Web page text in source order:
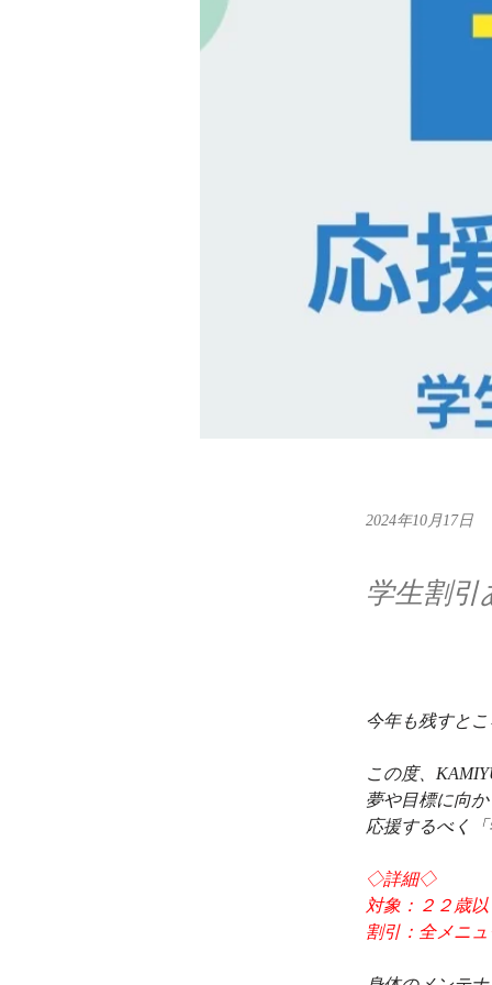
2024年10月17日
学生割引
今年も残すと
この度、
夢や目標に向
応援するべく
◇詳細◇
対象：２２歳
割引：全メニ